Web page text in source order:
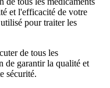
et l'efficacité de votre
pour traiter les
de tous les
de garantir la qualité et
sécurité.